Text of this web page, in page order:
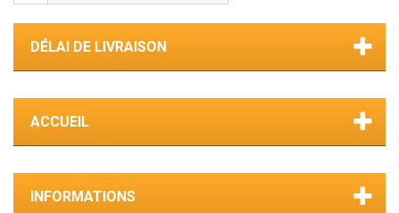
DÉLAI DE LIVRAISON
ACCUEIL
INFORMATIONS